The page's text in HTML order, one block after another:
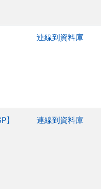
連線到資料庫
】 連線到資料庫